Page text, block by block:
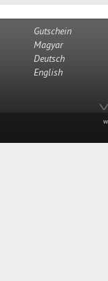
Gutschein
Magyar
Deutsch
English